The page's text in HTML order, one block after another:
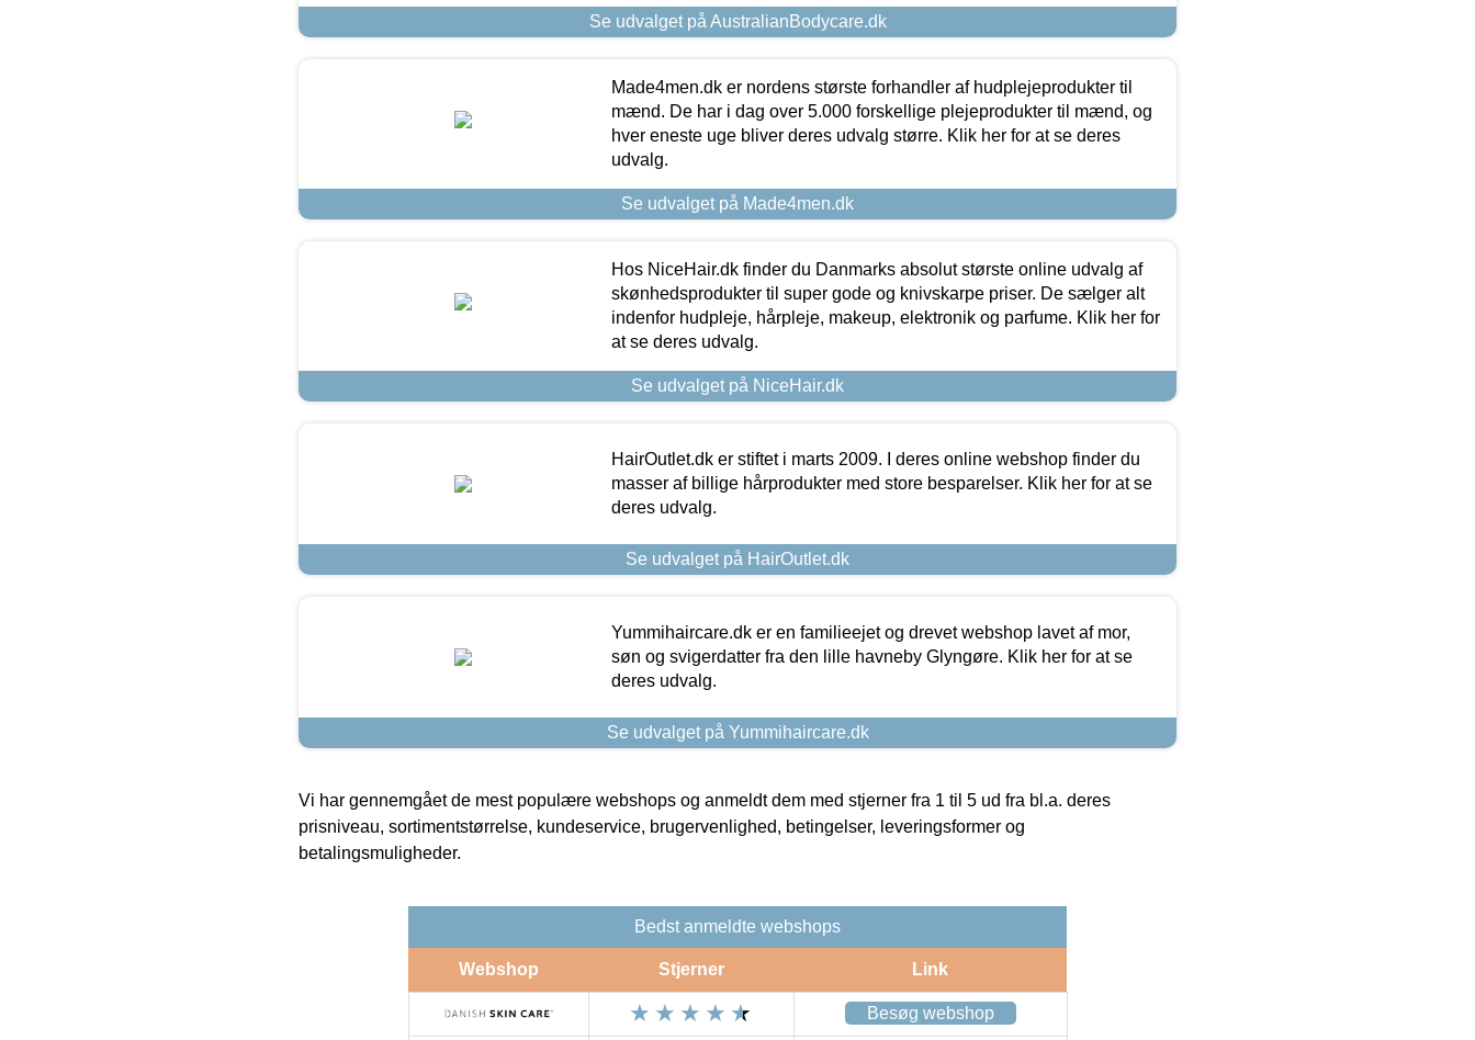
Se udvalget på AustralianBodycare.dk
Made4men.dk er nordens største forhandler af hudplejeprodukter til
mænd. De har i dag over 5.000 forskellige plejeprodukter til mænd, og
hver eneste uge bliver deres udvalg større. Klik her for at se deres
udvalg.
Se udvalget på Made4men.dk
Hos NiceHair.dk finder du Danmarks absolut største online udvalg af
skønhedsprodukter til super gode og knivskarpe priser. De sælger alt
indenfor hudpleje, hårpleje, makeup, elektronik og parfume. Klik her for
at se deres udvalg.
Se udvalget på NiceHair.dk
HairOutlet.dk er stiftet i marts 2009. I deres online webshop finder du
masser af billige hårprodukter med store besparelser. Klik her for at se
deres udvalg.
Se udvalget på HairOutlet.dk
Yummihaircare.dk er en familieejet og drevet webshop lavet af mor,
søn og svigerdatter fra den lille havneby Glyngøre. Klik her for at se
deres udvalg.
Se udvalget på Yummihaircare.dk
Vi har gennemgået de mest populære webshops og anmeldt dem med stjerner fra 1 til 5 ud fra bl.a. deres
prisniveau, sortimentstørrelse, kundeservice, brugervenlighed, betingelser, leveringsformer og
betalingsmuligheder.
Bedst anmeldte webshops
Webshop Stjerner Link
Besøg webshop